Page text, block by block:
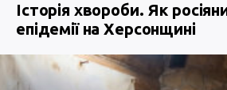
Історія хвороби. Як
епідемії на Херсонщині